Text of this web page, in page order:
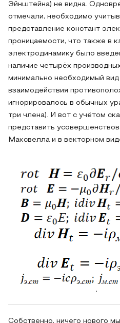
Эйнштейна) не видна.
отмечали, необходимо
представление констант
проницаемости, что также в
электродинамику было
наличие четырёх
минимально необходимый вид
взаимодействия
игнорировалось в обычных
три члена). И вот с учётом
представить
Максвелла и в векторном
,
Собственно, ничего нового